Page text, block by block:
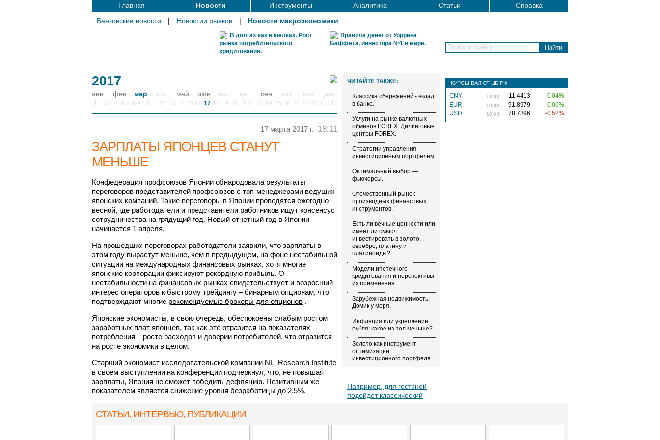
Главная Новости Инструменты Аналитика Статьи
Справка
Банковские новости
| Новостии рынков | Новости макроэкономики
Поиск по сайту
В долгах как в шелках. Рост
рынка потребительского
кредитования.
Правила денег от Уоррена
Баффета, инвестора №1 в мире.
2017
янв фев мар апр май июн июл авг сен окт ноя дек
1 2 3 4 5 6 7 8 9 10 11 12 13 14 15 16 17 18 19 20 21 22 23 24 25 26 27 28 29 30 31
17 марта 2017 г. 18:11
ЗАРПЛАТЫ ЯПОНЦЕВ СТАНУТ
МЕНЬШЕ
Конфедерация профсоюзов Японии обнародовала результаты
переговоров представителей профсоюзов с топ-менеджерами ведущих
японских компаний. Такие переговоры в Японии проводятся ежегодно
весной, где работодатели и представители работников ищут консенсус
сотрудничества на грядущий год. Новый отчетный год в Японии
начинается 1 апреля.
На прошедших переговорах работодатели заявили, что зарплаты в
этом году вырастут меньше, чем в предыдущем, на фоне нестабильной
ситуации на международных финансовых рынках, хотя многие
японские корпорации фиксируют рекордную прибыль. О
нестабильности на финансовых рынках свидетельствует и возросший
интерес операторов к быстрому трейдингу – бинарным опционам, что
подтверждают многие рекомендуемые брокеры для опционов .
Японские экономисты, в свою очередь, обеспокоены слабым ростом
заработных плат японцев, так как это отразится на показателях
потребления – росте расходов и доверии потребителей, что отразится
на росте экономики в целом.
Старший экономист исследовательской компании NLI Research Institute
в своем выступлении на конференции подчеркнул, что, не повышая
зарплаты, Япония не сможет победить дефляцию. Позитивным же
показателем является снижение уровня безработицы до 2,5%.
ЧИТАЙТЕ ТАКЖЕ:
Классика сбережений - вклад
в банке.
Услуги на рынке валютных
обменов FOREX. Дилинговые
центры FOREX.
Стратегии управления
инвестиционным портфелем.
Оптимальный выбор —
фьючерсы.
Отечественный рынок
производных финансовых
инструментов.
Есть ли вечные ценности или
имеет ли смысл
инвестировать в золото,
серебро, платину и
платиноиды?
Модели ипотечного
кредитования и перспективы
их применения.
Зарубежная недвижимость.
Домик у моря.
Инфляция или укрепление
рубля: какое из зол меньше?
Золото как инструмент
оптимизации
инвестиционного портфеля.
Например, для гостиной
подойдет классический
Например, большойдиван
КУРСЫ ВАЛЮТ ЦБ РФ
CNY 10.03 11.4413
0.04%
EUR
10.03 91.8979
0.06%
USD
10.03 78.7396 -0.52%
СТАТЬИ, ИНТЕРВЬЮ, ПУБЛИКАЦИИ